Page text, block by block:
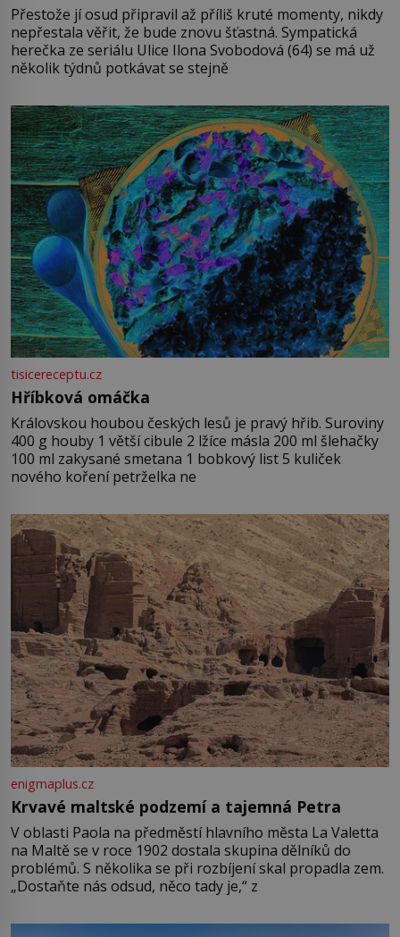
Přestože jí osud připravil až příliš kruté momenty, nikdy
nepřestala věřit, že bude znovu šťastná. Sympatická
herečka ze seriálu Ulice Ilona Svobodová (64) se má už
několik týdnů potkávat se stejně
tisicereceptu.cz
Hříbková omáčka
Královskou houbou českých lesů je pravý hřib. Suroviny
400 g houby 1 větší cibule 2 lžíce másla 200 ml šlehačky
100 ml zakysané smetana 1 bobkový list 5 kuliček
nového koření petrželka ne
enigmaplus.cz
Krvavé maltské podzemí a tajemná Petra
V oblasti Paola na předměstí hlavního města La Valetta
na Maltě se v roce 1902 dostala skupina dělníků do
problémů. S několika se při rozbíjení skal propadla zem.
„Dostaňte nás odsud, něco tady je,“ z